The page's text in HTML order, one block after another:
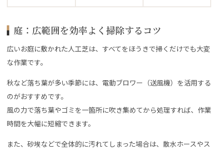
庭：広範囲を効率よく掃除するコツ
広いお庭に敷かれた人工芝は、すべてをほうきで掃くだけでも大変
な作業です。
秋など落ち葉が多い季節には、電動ブロワー（送風機）を活用する
のがおすすめです。
風の力で落ち葉やゴミを一箇所に吹き集めてから処理すれば、作業
時間を大幅に短縮できます。
また、砂埃などで全体的に汚れてしまった場合は、散水ホースやス